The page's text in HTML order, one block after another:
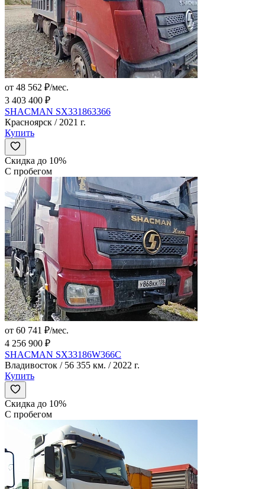
от 48 562 ₽/мес.
3 403 400 ₽
SHACMAN SX331863366
Красноярск / 2021 г.
Купить
Скидка до 10%
С пробегом
от 60 741 ₽/мес.
4 256 900 ₽
SHACMAN SX33186W366C
Владивосток / 56 355 км. / 2022 г.
Купить
Скидка до 10%
С пробегом